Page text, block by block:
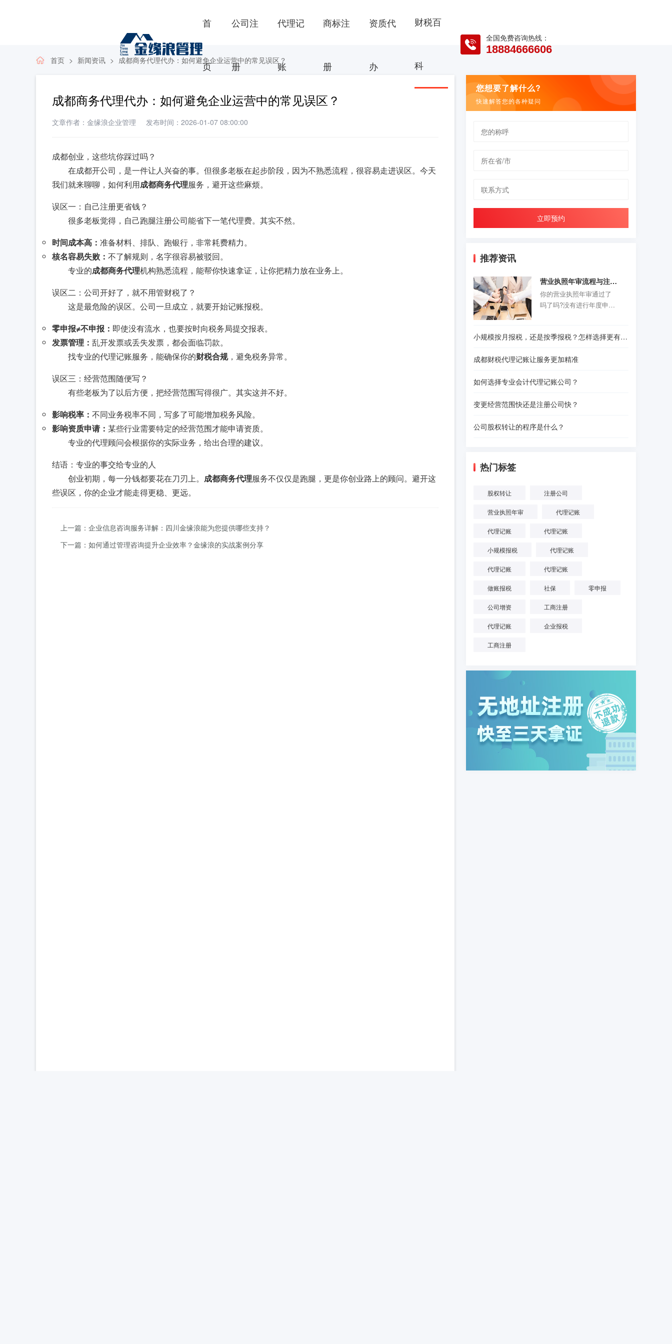
首
页
公司注
册
代理记
账
商标注
册
资质代
办
财税百
科
全国免费咨询热线：
18884666606
首页 新闻资讯 成都商务代理代办：如何避免企业运营中的常见误区？
成都商务代理代办：如何避免企业运营中的常见误区？
文章作者：金缘浪企业管理 发布时间：2026-01-07 08:00:00
成都创业，这些坑你踩过吗？
在成都开公司，是一件让人兴奋的事。但很多老板在起步阶段，因为不熟悉流程，很容易走进误区。今天
我们就来聊聊，如何利用成都商务代理服务，避开这些麻烦。
误区一：自己注册更省钱？
很多老板觉得，自己跑腿注册公司能省下一笔代理费。其实不然。
时间成本高： 准备材料、排队、跑银行，非常耗费精力。
核名容易失败： 不了解规则，名字很容易被驳回。
专业的成都商务代理机构熟悉流程，能帮你快速拿证，让你把精力放在业务上。
误区二：公司开好了，就不用管财税了？
这是最危险的误区。公司一旦成立，就要开始记账报税。
零申报≠不申报： 即使没有流水，也要按时向税务局提交报表。
发票管理： 乱开发票或丢失发票，都会面临罚款。
找专业的代理记账服务，能确保你的财税合规，避免税务异常。
误区三：经营范围随便写？
有些老板为了以后方便，把经营范围写得很广。其实这并不好。
影响税率： 不同业务税率不同，写多了可能增加税务风险。
影响资质申请： 某些行业需要特定的经营范围才能申请资质。
专业的代理顾问会根据你的实际业务，给出合理的建议。
结语：专业的事交给专业的人
创业初期，每一分钱都要花在刀刃上。 成都商务代理服务不仅仅是跑腿，更是你创业路上的顾问。避开这
些误区，你的企业才能走得更稳、更远。
上一篇：企业信息咨询服务详解：四川金缘浪能为您提供哪些支持？
下一篇：如何通过管理咨询提升企业效率？金缘浪的实战案例分享
您想要了解什么?
快速解答您的各种疑问
立即预约
推荐资讯
营业执照年审流程与注意事项
你的营业执照年审通过了
吗了吗?没有进行年度申报
取消，改为企业年度报告
公示时间是每年的1月1日-6
位创业者们准备了一份操
悉怎样操作的人作为参
小规模按月报税，还是按季报税？怎样选择更有利？
成都财税代理记账让服务更加精准
如何选择专业会计代理记账公司？
变更经营范围快还是注册公司快？
公司股权转让的程序是什么？
热门标签
股权转让 注册公司
营业执照年审 代理记账
代理记账 代理记账
小规模报税 代理记账
代理记账 代理记账
做账报税 社保 零申报
公司增资 工商注册
代理记账 企业报税
工商注册